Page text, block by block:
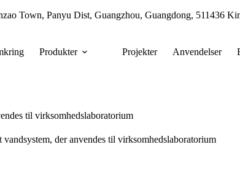
Town, Panyu Dist, Guangzhou, Guangdong, 511436
Produkter Projekter Anvendelser
til virksomhedslaboratorium
der anvendes til virksomhedslaboratorium